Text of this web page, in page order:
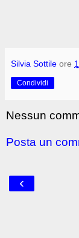
Silvia Sottile ore
Condividi
Nessun
Posta un
‹